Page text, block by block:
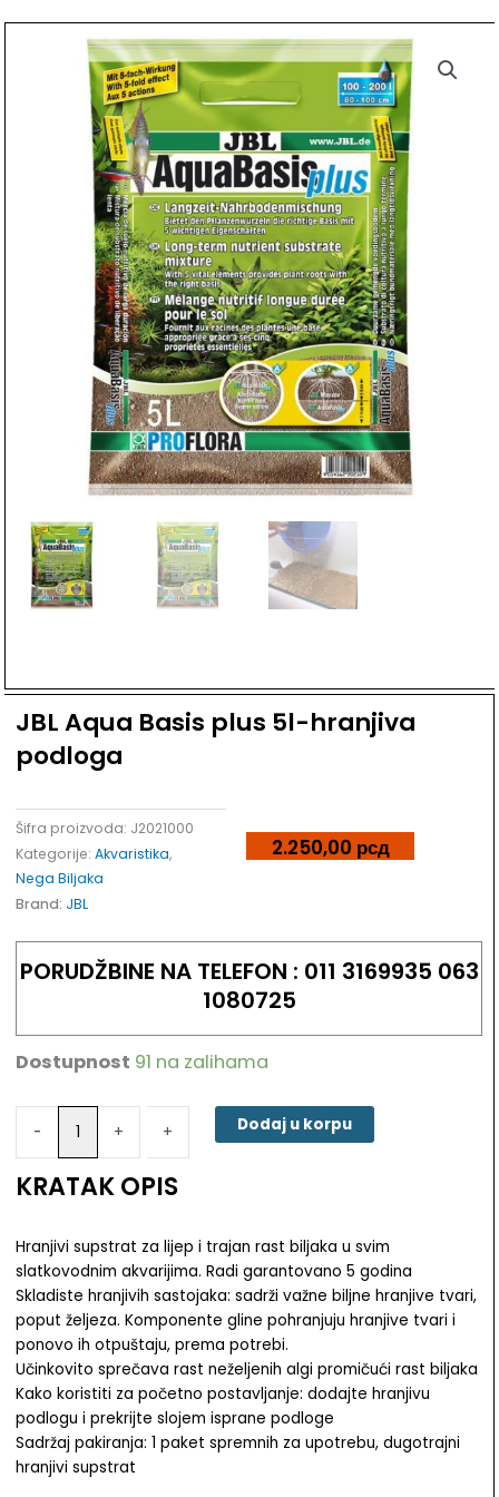
JBL Aqua Basis plus 5l-hranjiva
podloga
Šifra proizvoda: J2021000
Kategorije: Akvaristika,
Nega Biljaka
Brand: JBL
2.250,00 рсд
PORUDŽBINE NA TELEFON : 011 3169935 063
1080725
Dostupnost 91 na zalihama
-
-
JBL
Basis
plus
5l-
hranjiva
+ + Dodaj u korpu
KRATAK OPIS
Hranjivi supstrat za lijep i trajan rast biljaka u svim
slatkovodnim akvarijima. Radi garantovano 5 godina
Skladiste hranjivih sastojaka: sadrži važne biljne hranjive tvari,
poput željeza. Komponente gline pohranjuju hranjive tvari i
ponovo ih otpuštaju, prema potrebi.
Učinkovito sprečava rast neželjenih algi promičući rast biljaka
Kako koristiti za početno postavljanje: dodajte hranjivu
podlogu i prekrijte slojem isprane podloge
Sadržaj pakiranja: 1 paket spremnih za upotrebu, dugotrajni
hranjivi supstrat